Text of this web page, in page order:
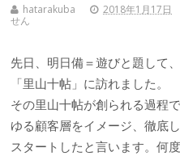
hatarakuba 2018年1月17日
せん
先日、明日備＝遊びと題して
「里山十帖」に訪れました。
その里山十帖が創られる過程
ゆる顧客層をイメージ、徹底
スタートしたと言います。何